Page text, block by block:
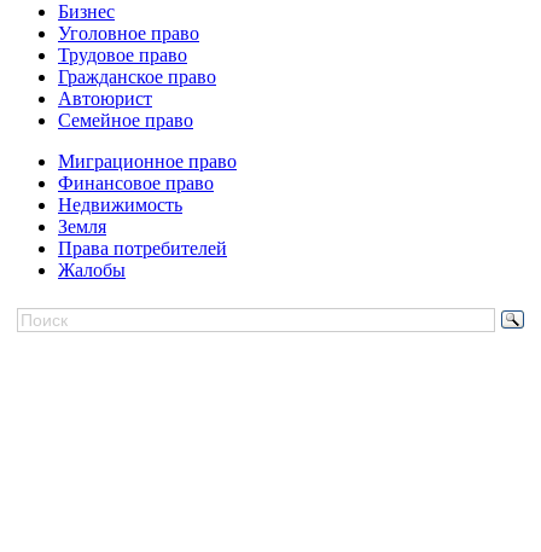
Бизнес
Уголовное право
Трудовое право
Гражданское право
Автоюрист
Семейное право
Миграционное право
Финансовое право
Недвижимость
Земля
Права потребителей
Жалобы